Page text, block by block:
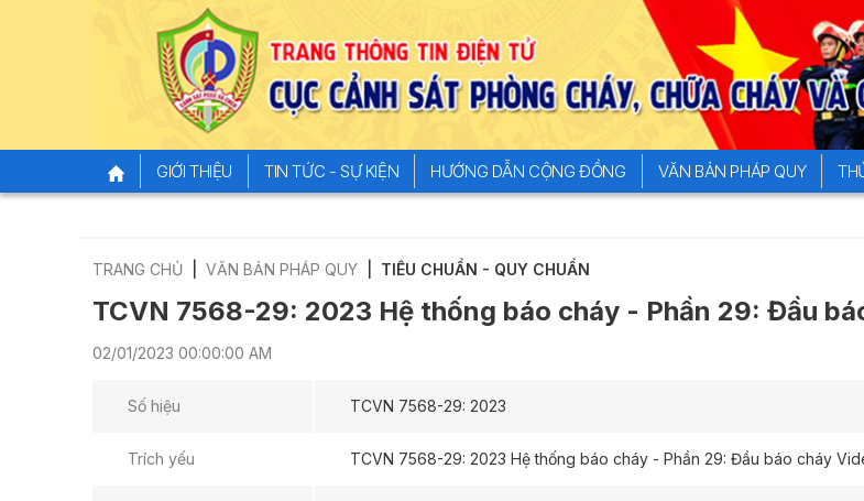
GIỚI THIỆU TIN TỨC - SỰ KIỆN HƯỚNG DẪN CỘNG ĐỒNG VĂN BẢN PHÁP QUY
TRANG CHỦ VĂN BẢN PHÁP QUY TIÊU CHUẨN - QUY CHUẨN
TCVN 7568-29: 2023 Hệ thống báo cháy - Phần 29: Đầu
02/01/2023 00:00:00 AM
Số hiệu TCVN 7568-29: 2023
Trích yếu TCVN 7568-29: 2023 Hệ thống báo cháy - Phần 29: Đầu báo cháy